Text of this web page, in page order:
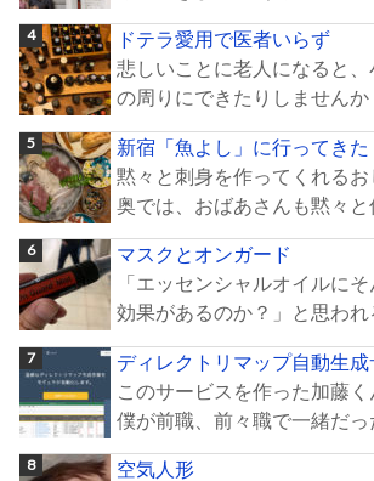
ドテラ愛用で医者いらず
悲しいことに老人になると
の周りにできたりしません
新宿「魚よし」に行ってきた
黙々と刺身を作ってくれる
奥では、おばあさんも黙々
マスクとオンガード
「エッセンシャルオイルに
効果があるのか？」と思わ
ディレクトリマップ自動生成
このサービスを作った加藤く
僕が前職、前々職で一緒だっ
空気人形